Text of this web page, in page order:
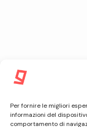
Per fornire le migliori
informazioni del
comportamento di